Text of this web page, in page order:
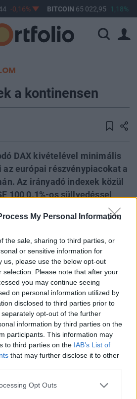
My Personal Information
the sale, sharing to third parties, or
or sensitive information for
us, please use the below opt-out
selection. Please note that after your
you may continue seeing
on personal information utilized by
disclosed to third parties prior to
opt-out of the further
information by third parties on the
participants. This information may
to third parties on the IAB’s List of
that may further disclose it to other
Opt Outs
-0,16% BITCOIN 65 022,95 1,18%
a kontinensen
DAX kivételével minimális
európai részvénypiacokat a
Az irányadó indexek közül
100 0.1%-os süllyedéssel
az olajvállalatok, a
kiskereskedők süllyedése a
várakozásokkal szemben
a legnagyobb európai ruházati
Hennes&Mauritz árbevétele
leglassabb ütemű bővülés az